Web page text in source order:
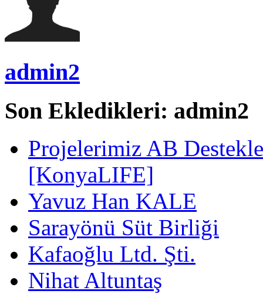
admin2
Son Ekledikleri: admin2
Projelerimiz AB
[KonyaLIFE]
Yavuz Han KALE
Sarayönü Süt Birliği
Kafaoğlu Ltd. Şti.
Nihat Altuntaş